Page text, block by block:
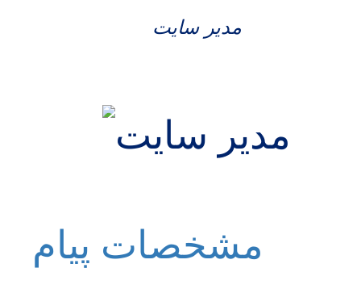
مدیر سایت
مشخصات پیام